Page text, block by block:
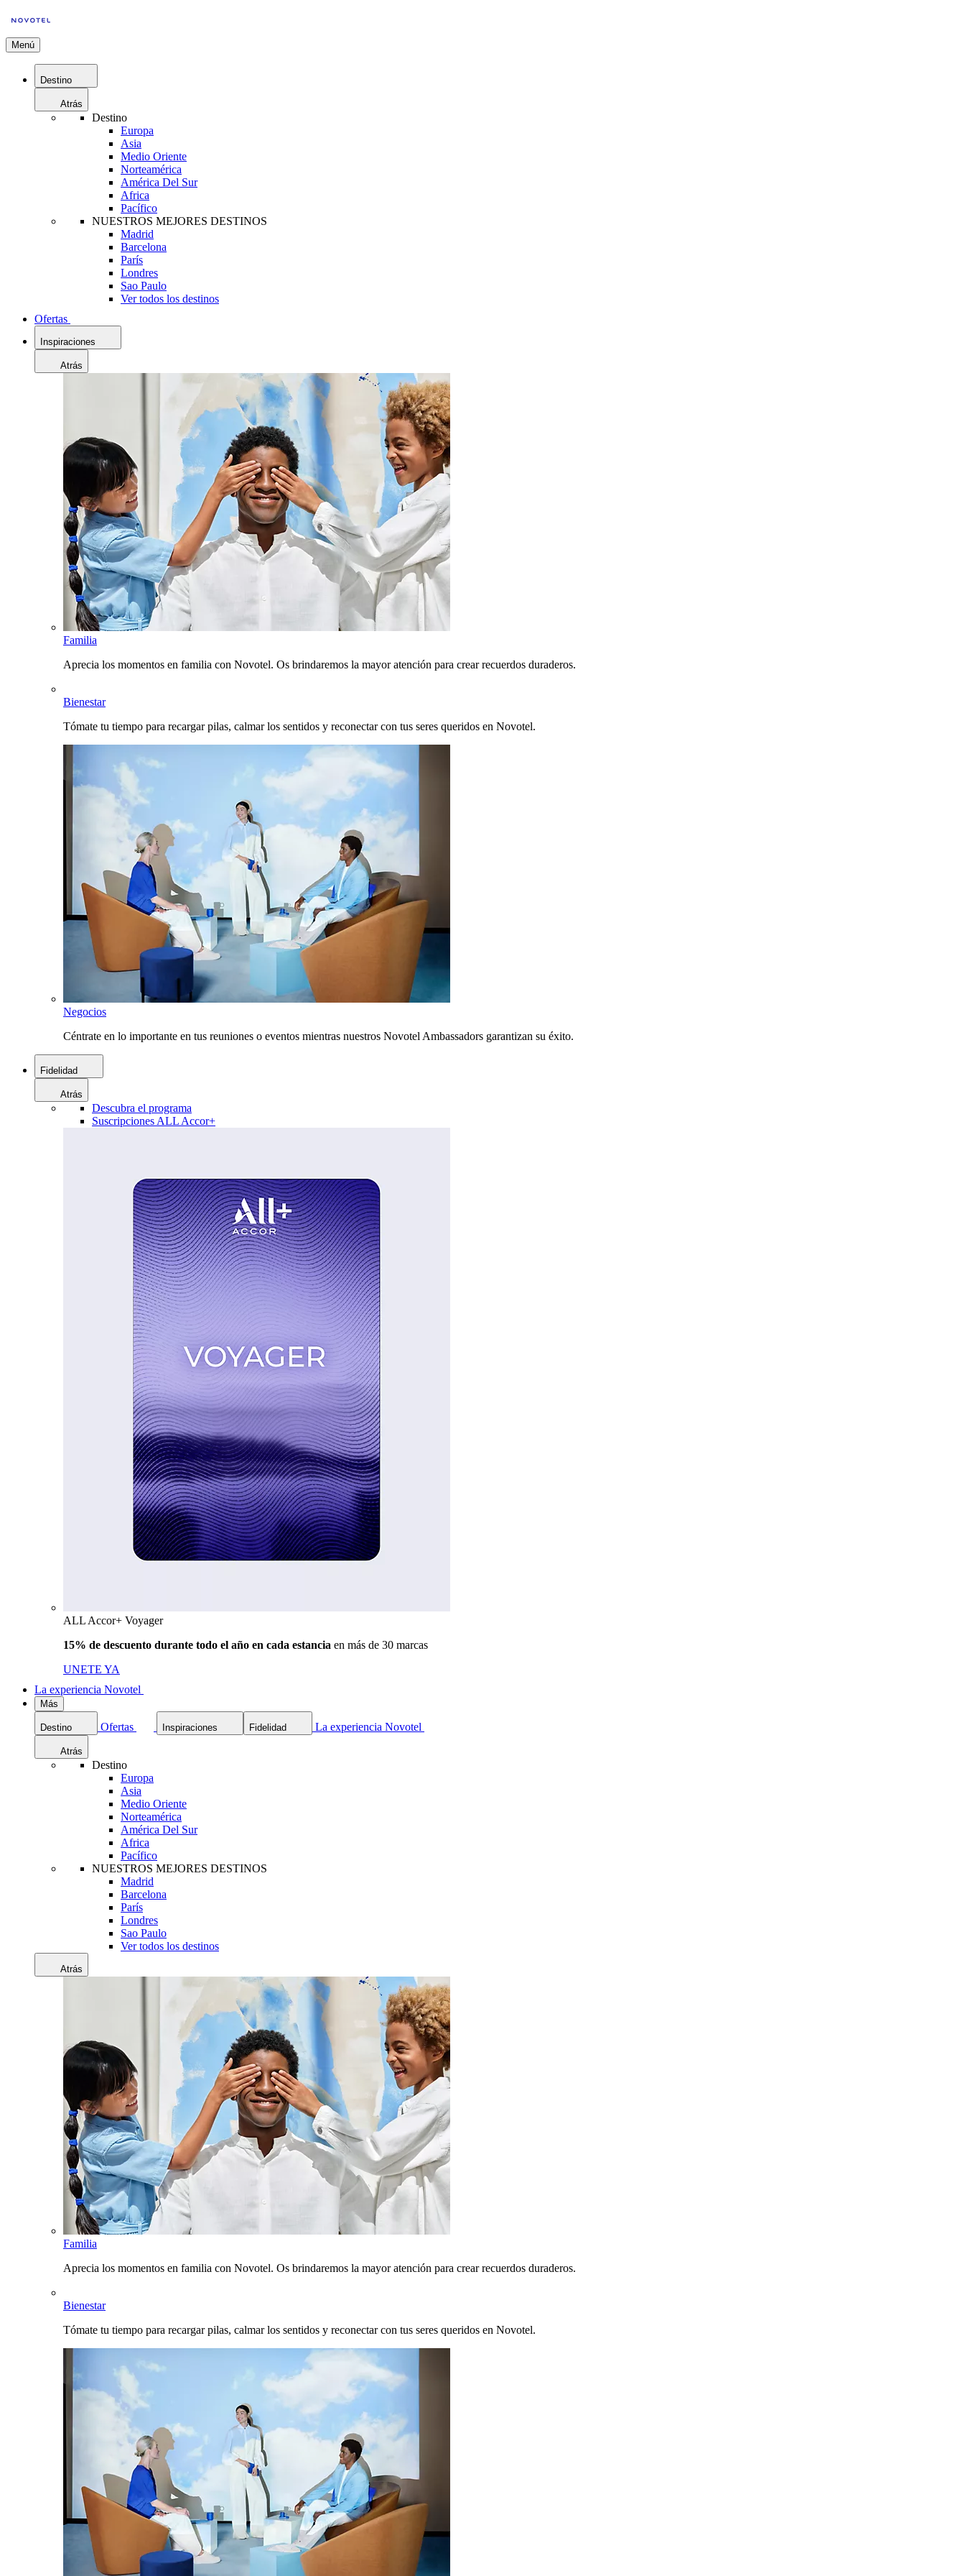
Menú
Destino
Atrás
Destino
Europa
Asia
Medio Oriente
Norteamérica
América Del Sur
Africa
Pacífico
NUESTROS MEJORES DESTINOS
Madrid
Barcelona
París
Londres
Sao Paulo
Ver todos los destinos
Ofertas
Inspiraciones
Atrás
Familia
Aprecia los momentos en familia con Novotel. Os brindaremos la mayor atención para crear recuerdos duraderos.
Bienestar
Tómate tu tiempo para recargar pilas, calmar los sentidos y reconectar con tus seres queridos en Novotel.
Negocios
Céntrate en lo importante en tus reuniones o eventos mientras nuestros Novotel Ambassadors garantizan su éxito.
Fidelidad
Atrás
Descubra el programa
Suscripciones ALL Accor+
ALL Accor+ Voyager
15% de descuento durante todo el año en cada estancia en más de 30 marcas
UNETE YA
La experiencia Novotel
Más
Destino Ofertas Inspiraciones Fidelidad La experiencia Novotel
Atrás
Destino
Europa
Asia
Medio Oriente
Norteamérica
América Del Sur
Africa
Pacífico
NUESTROS MEJORES DESTINOS
Madrid
Barcelona
París
Londres
Sao Paulo
Ver todos los destinos
Atrás
Familia
Aprecia los momentos en familia con Novotel. Os brindaremos la mayor atención para crear recuerdos duraderos.
Bienestar
Tómate tu tiempo para recargar pilas, calmar los sentidos y reconectar con tus seres queridos en Novotel.